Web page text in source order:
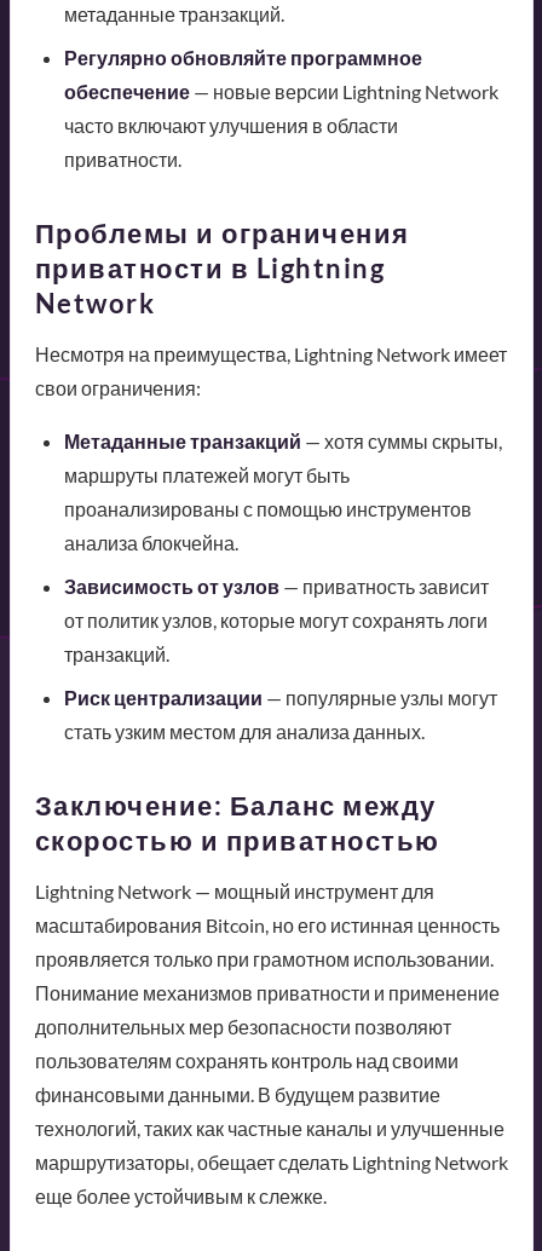
метаданные транзакций.
Регулярно обновляйте программное
обеспечение— новые версии Lightning Network
часто включают улучшения в области
приватности.
Проблемы и ограничения
приватности в Lightning
Network
Несмотря на преимущества, Lightning Network имеет
свои ограничения:
Метаданные транзакций — хотя суммы скрыты,
маршруты платежей могут быть
проанализированы с помощью инструментов
анализа блокчейна.
Зависимость от узлов— приватность зависит
от политик узлов, которые могут сохранять логи
транзакций.
Риск централизации — популярные узлы могут
стать узким местом для анализа данных.
Заключение: Баланс между
скоростью и приватностью
Lightning Network — мощный инструмент для
масштабирования Bitcoin, но его истинная ценность
проявляется только при грамотном использовании.
Понимание механизмов приватности и применение
дополнительных мер безопасности позволяют
пользователям сохранять контроль над своими
финансовыми данными. В будущем развитие
технологий, таких как частные каналы и улучшенные
маршрутизаторы, обещает сделать Lightning Network
еще более устойчивым к слежке.